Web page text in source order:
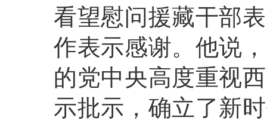
看望慰问援藏干部
作表示感谢。他说
的党中央高度重视
示批示，确立了新